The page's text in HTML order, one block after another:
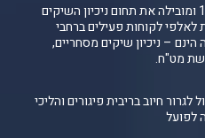
חברת בית מאור נוסדה בשנת 1996 ומובילה את תחום ניכיון השיקים
לקוחות פעילים ברחבי
– ניכיון שיקים מסחריים,
מט"ח.
חיוב בריבית פיגורים והליכי
לפועל